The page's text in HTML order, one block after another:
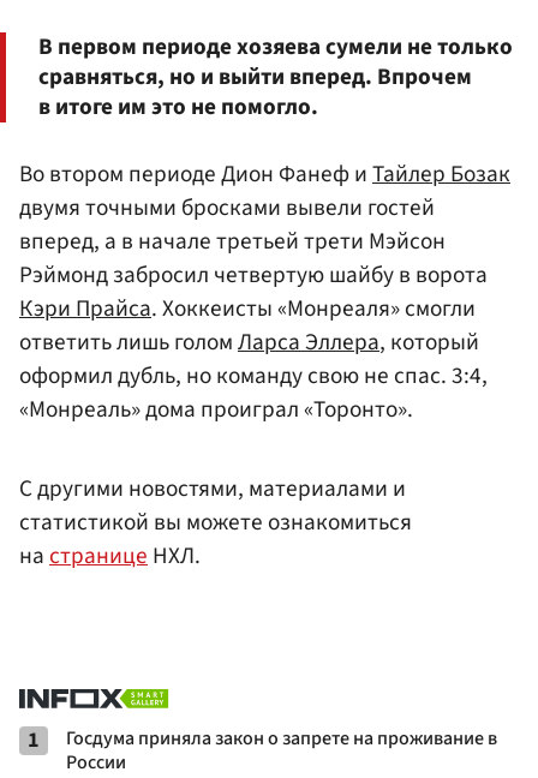
В первом периоде хозяева сумели не только
сравняться, но и выйти вперед. Впрочем
в итоге им это не помогло.
Во втором периоде Дион Фанеф иТайлер Бозак
двумя точными бросками вывели гостей
вперед, а в начале третьей трети Мэйсон
Рэймонд забросил четвертую шайбу в ворота
Кэри Прайса. Хоккеисты «Монреаля» смогли
ответить лишь голомЛарса Эллера, который
оформил дубль, но команду свою не спас. 3:4,
«Монреаль» дома проиграл «Торонто».
С другими новостями, материалами и
статистикой вы можете ознакомиться
настраницеНХЛ.
1
Госдума приняла закон о запрете на проживание в
России